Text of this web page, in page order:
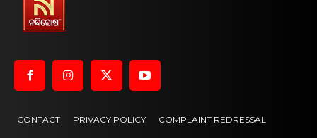
CONTACT PRIVACY POLICY COMPLAINT REDRESSAL